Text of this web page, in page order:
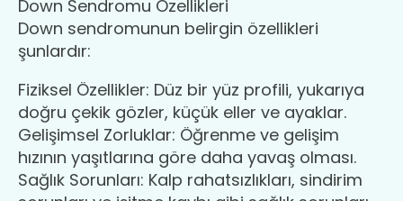
Down Sendromu Özellikleri
Down sendromunun belirgin özellikleri
şunlardır:
Fiziksel Özellikler: Düz bir yüz profili, yukarıya
doğru çekik gözler, küçük eller ve ayaklar.
Gelişimsel Zorluklar: Öğrenme ve gelişim
hızının yaşıtlarına göre daha yavaş olması.
Sağlık Sorunları: Kalp rahatsızlıkları, sindirim